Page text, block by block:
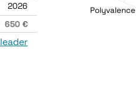
2026
650 €
Polyvalence